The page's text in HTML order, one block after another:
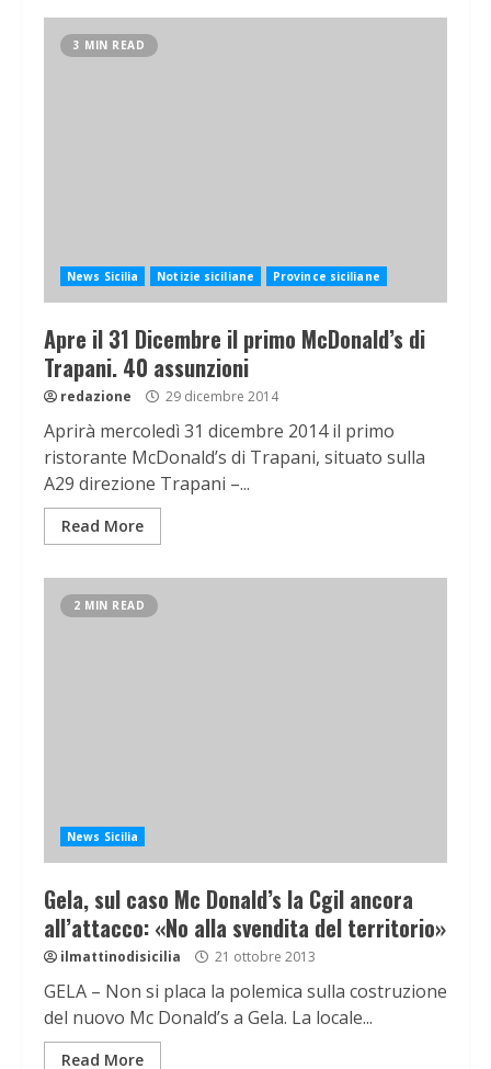
3 MIN READ
News Sicilia Notizie siciliane Province siciliane
Apre il 31 Dicembre il primo McDonald’s di
Trapani. 40 assunzioni
redazione 29 dicembre 2014
Aprirà mercoledì 31 dicembre 2014 il primo
ristorante McDonald’s di Trapani, situato sulla
A29 direzione Trapani –...
Read More
2 MIN READ
News Sicilia
Gela, sul caso Mc Donald’s la Cgil ancora
all’attacco: «No alla svendita del territorio»
ilmattinodisicilia 21 ottobre 2013
GELA – Non si placa la polemica sulla costruzione
del nuovo Mc Donald’s a Gela. La locale...
Read More